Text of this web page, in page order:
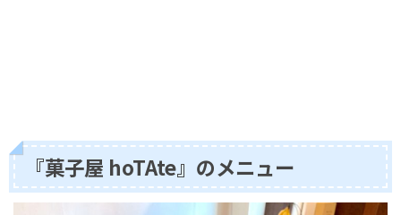
『菓子屋 hoTAte』のメニュー